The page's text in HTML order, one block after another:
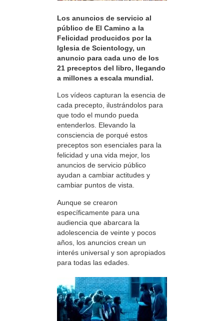
Los anuncios de servicio al
público de El Camino a la
Felicidad producidos por la
Iglesia de Scientology, un
anuncio para cada uno de los
21 preceptos del libro, llegando
a millones a escala mundial.
Los vídeos capturan la esencia de
cada precepto, ilustrándolos para
que todo el mundo pueda
entenderlos. Elevando la
consciencia de porqué estos
preceptos son esenciales para la
felicidad y una vida mejor, los
anuncios de servicio público
ayudan a cambiar actitudes y
cambiar puntos de vista.
Aunque se crearon
específicamente para una
audiencia que abarcara la
adolescencia de veinte y pocos
años, los anuncios crean un
interés universal y son apropiados
para todas las edades.